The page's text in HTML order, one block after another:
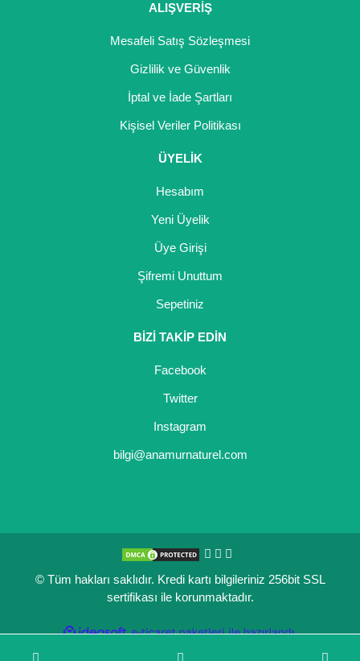
ALIŞVERİŞ
Mesafeli Satış Sözleşmesi
Gizlilik ve Güvenlik
İptal ve İade Şartları
Kişisel Veriler Politikası
ÜYELİK
Hesabım
Yeni Üyelik
Üye Girişi
Şifremi Unuttum
Sepetiniz
BİZİ TAKİP EDİN
Facebook
Twitter
Instagram
bilgi@anamurnaturel.com
© Tüm hakları saklıdır. Kredi kartı bilgileriniz 256bit SSL
sertifikası ile korunmaktadır.
ideasoft
e-
ile